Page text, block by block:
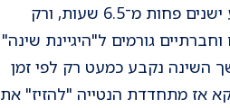
למרות שמתבגרים זקוקים ל־9–10 שעות שינה, רבים סובלים מחסך שינה מתמשך: כרבע ישנים פחות מ־6.5 שעות, ורק
וחברתיים גורמים ל"היגיינת שינה"
השינה נקבע כמעט רק לפי זמן
אז מתחדדת הנטייה "להזיז" את